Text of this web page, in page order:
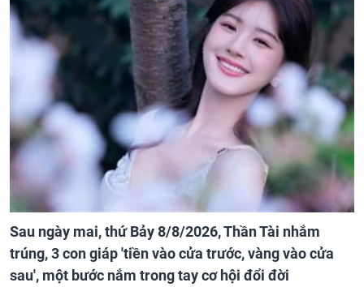
Sau ngày mai, thứ Bảy 8/8/2026, Thần Tài nhắm
trúng, 3 con giáp 'tiền vào cửa trước, vàng vào cửa
sau', một bước nắm trong tay cơ hội đổi đời